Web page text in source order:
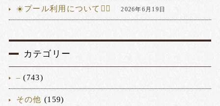
☀️プール利用について🏊‍♂️ 2026年6月19日
カテゴリー
– (743)
その他 (159)